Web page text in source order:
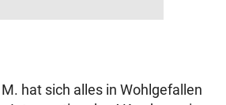
hat sich alles in Wohlgefallen